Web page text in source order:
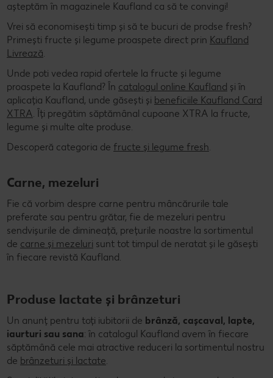
așteptăm în magazinele Kaufland ca să te convingi!
Vrei să economisești timp și să te bucuri de prodse fresh?
Primești fructe și legume proaspete direct prin Kaufland
Livrează.
Unde poti vedea rapid ofertele la fructe și legume
proaspete la Kaufland? În catalogul online Kaufland și în
aplicația Kaufland, unde găsești și beneficiile Kaufland Card
XTRA. Îți pregătim săptămânal cupoane XTRA la fructe,
legume și multe alte produse.
Descoperă categoria de fructe și legume fresh.
Carne, mezeluri
Fie că vorbim despre carne pentru mâncărurile tale
preferate sau pentru grătar, fie de mezeluri pentru
sendvișurile de dimineață, prețurile noastre la sortimentul
de carne și mezeluri sunt tot timpul de neratat și le găsești
în fiecare revistă Kaufland.
Produse lactate și brânzeturi
Un anunț pentru toți iubitorii de brânză, cașcaval, lapte,
iaurturi sau sana: în catalogul Kaufland avem în fiecare
săptămână cele mai atractive reduceri la sortimentul nostru
de brânzeturi și lactate.